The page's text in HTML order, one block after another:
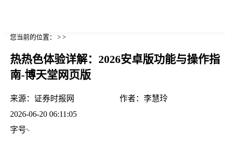
您当前的位置： > >
热热色体验详解：2026安卓版功能与操作指
南-博天堂网页版
来源： 证券时报网 作者： 李慧玲
2026-06-20 06:11:05
字号